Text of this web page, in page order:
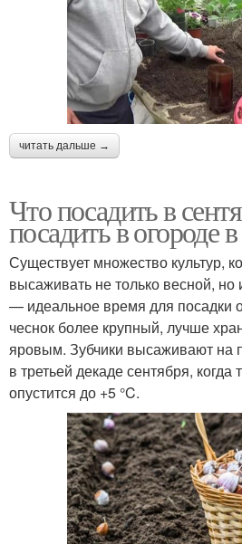
читать дальше →
Что посадить в
посадить в огороде
Существует множество культур,
высаживать не только весной,
— идеальное время для посадки
чеснок более крупный, лучше
яровым. Зубчики высаживают на
в третьей декаде сентября, когда
опустится до +5 °C.